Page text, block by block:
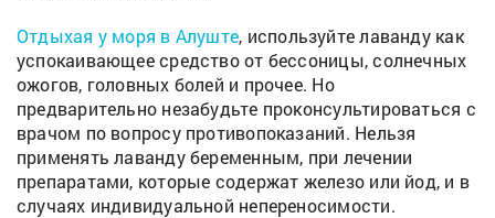
Отдыхая у моря в Алуште, используйте лаванду как
успокаивающее средство от бессоницы, солнечных
ожогов, головных болей и прочее. Но
предварительно незабудьте проконсультироваться с
врачом по вопросу противопоказаний. Нельзя
применять лаванду беременным, при лечении
препаратами, которые содержат железо или йод, и в
случаях индивидуальной непереносимости.